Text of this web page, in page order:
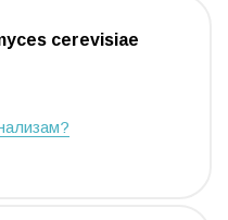
cerevisiae